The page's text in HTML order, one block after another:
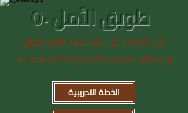
طويق الأمل ٥٠
أول ألترا ماراثون نجد يجتاز قمم طويق
والمناظر الطبيعية المتنوعة المحيطة به
الخطة التدريبية